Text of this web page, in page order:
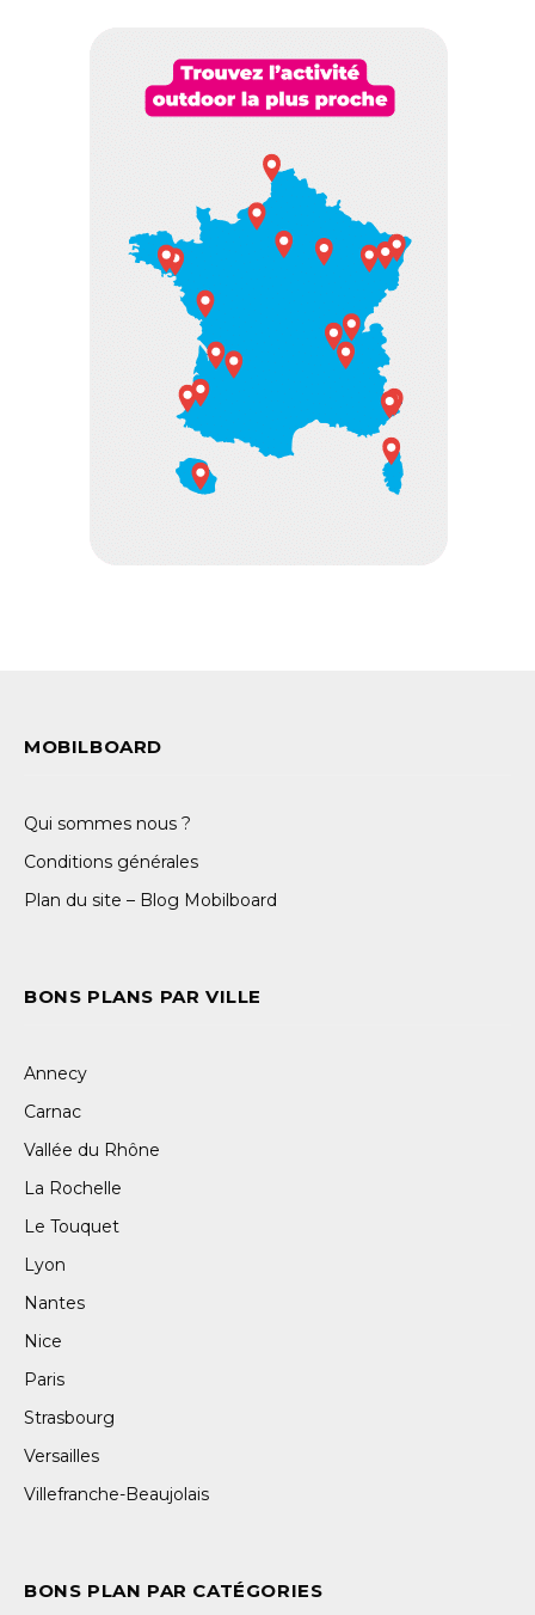
MOBILBOARD
Qui sommes nous ?
Conditions générales
Plan du site – Blog Mobilboard
BONS PLANS PAR VILLE
Annecy
Carnac
Vallée du Rhône
La Rochelle
Le Touquet
Lyon
Nantes
Nice
Paris
Strasbourg
Versailles
Villefranche-Beaujolais
BONS PLAN PAR CATÉGORIES